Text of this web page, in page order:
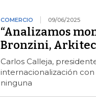
COMERCIO 09/06/2025
“Analizamos
Bronzini,
Carlos Calleja,
internacionalización
ninguna